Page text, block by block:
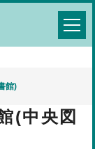
館)
(中央図